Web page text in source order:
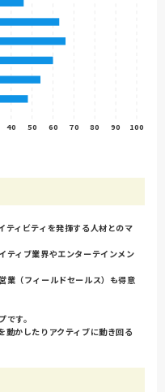
40 50 60 70 80 90 100
ティビティを発揮する人材とのマ
ティブ業界やエンターテインメン
業（フィールドセールス）も得意
す。
かしたりアクティブに動き回る